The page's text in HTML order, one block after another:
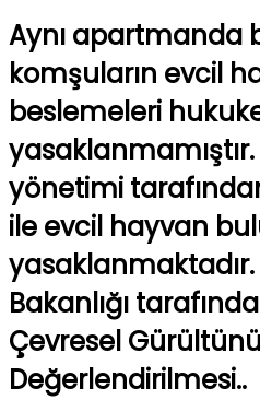
Aynı apartmanda
komşuların evcil
beslemeleri
yönetimi
ile evcil hayvan
Bakanlığı
Çevresel
Değerlendirilmesi..